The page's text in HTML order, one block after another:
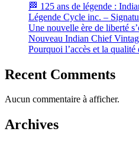
🏁 125 ans de légende :
Légende Cycle inc. –
Une nouvelle ère de liberté
Nouveau Indian Chief
Pourquoi l’accès et la
Recent Comments
Aucun commentaire à afficher.
Archives